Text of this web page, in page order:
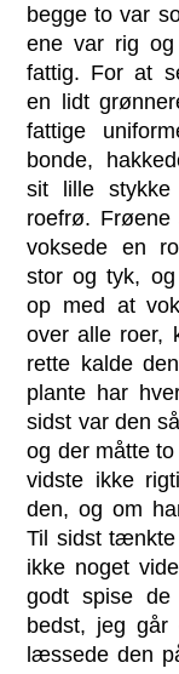
begge to var
ene var rig
fattig. For at
en lidt
fattige
bonde,
sit lille
roefrø.
voksede en
stor og tyk,
op med at
over alle roer,
rette kalde
plante har
sidst var den
og der måtte
vidste ikke
den, og om
Til sidst
ikke noget
godt spise
bedst, jeg
læssede den